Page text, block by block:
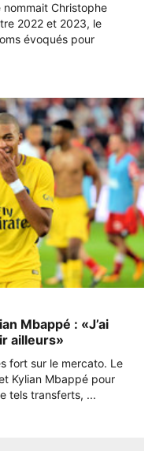
nommait Christophe
2022 et 2023, le
évoqués pour
Mbappé : «J’ai
ailleurs»
fort sur le mercato. Le
Kylian Mbappé pour
tels transferts, ...